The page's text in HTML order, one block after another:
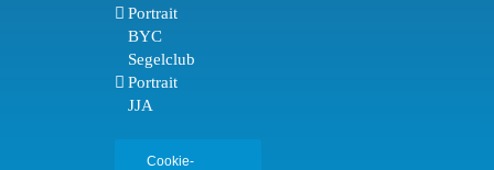
Portrait
BYC
Segelclub
Portrait
JJA
Cookie-